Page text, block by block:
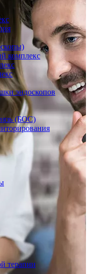
комплекс
эндоскопов
(БОС)
терапии